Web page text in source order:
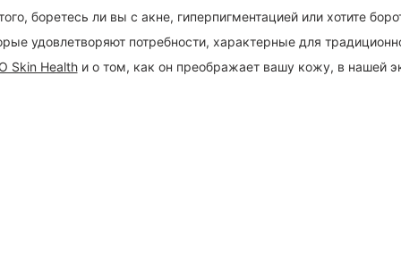
боретесь ли вы с акне, гиперпигментацией или хотите
удовлетворяют потребности, характерные для
Skin Healthи о том, как он преображает вашу кожу, в нашей